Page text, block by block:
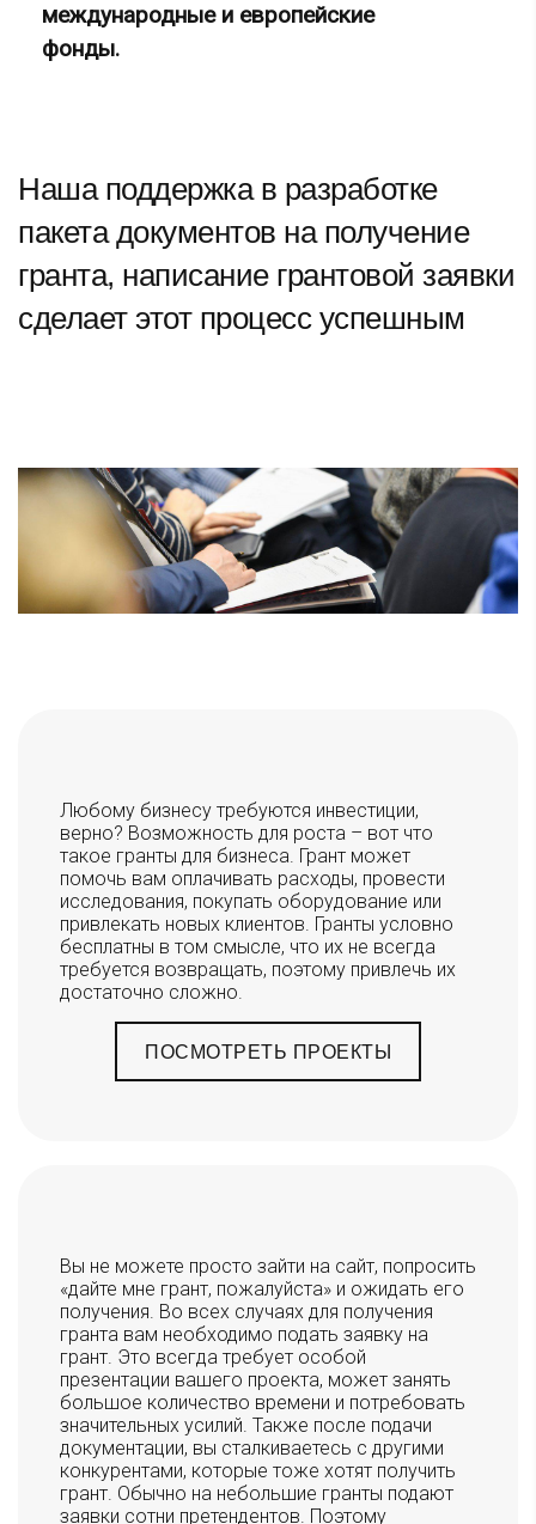
международные и европейские
фонды.
Наша поддержка в разработке
пакета документов на получение
гранта, написание грантовой заявки
сделает этот процесс успешным
Любому бизнесу требуются инвестиции,
верно? Возможность для роста – вот что
такое гранты для бизнеса. Грант может
помочь вам оплачивать расходы, провести
исследования, покупать оборудование или
привлекать новых клиентов. Гранты условно
бесплатны в том смысле, что их не всегда
требуется возвращать, поэтому привлечь их
достаточно сложно.
ПОСМОТРЕТЬ ПРОЕКТЫ
Вы не можете просто зайти на сайт, попросить
«дайте мне грант, пожалуйста» и ожидать его
получения. Во всех случаях для получения
гранта вам необходимо подать заявку на
грант. Это всегда требует особой
презентации вашего проекта, может занять
большое количество времени и потребовать
значительных усилий. Также после подачи
документации, вы сталкиваетесь с другими
конкурентами, которые тоже хотят получить
грант. Обычно на небольшие гранты подают
заявки сотни претендентов. Поэтому